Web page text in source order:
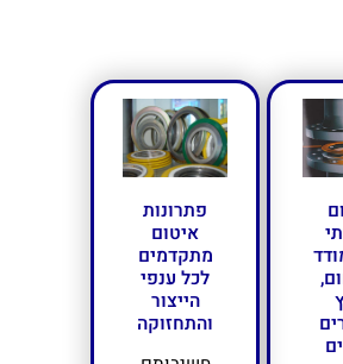
פתרונות
איטום
מתקדמים
לכל ענפי
הייצור
והתחזוקה